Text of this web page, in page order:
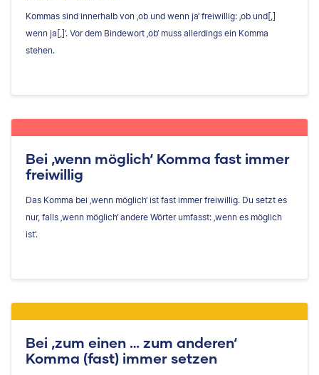
Kommas sind innerhalb von ‚ob und wenn ja‘ freiwillig: ‚ob und[,]
wenn ja[,]‘. Vor dem Bindewort ‚ob‘ muss allerdings ein Komma
stehen.
Bei ‚wenn möglich‘ Komma fast immer
freiwillig
Das Komma bei ‚wenn möglich‘ ist fast immer freiwillig. Du setzt es
nur, falls ‚wenn möglich‘ andere Wörter umfasst: ‚wenn es möglich
ist‘.
Bei ‚zum einen … zum anderen‘
Komma (fast) immer setzen